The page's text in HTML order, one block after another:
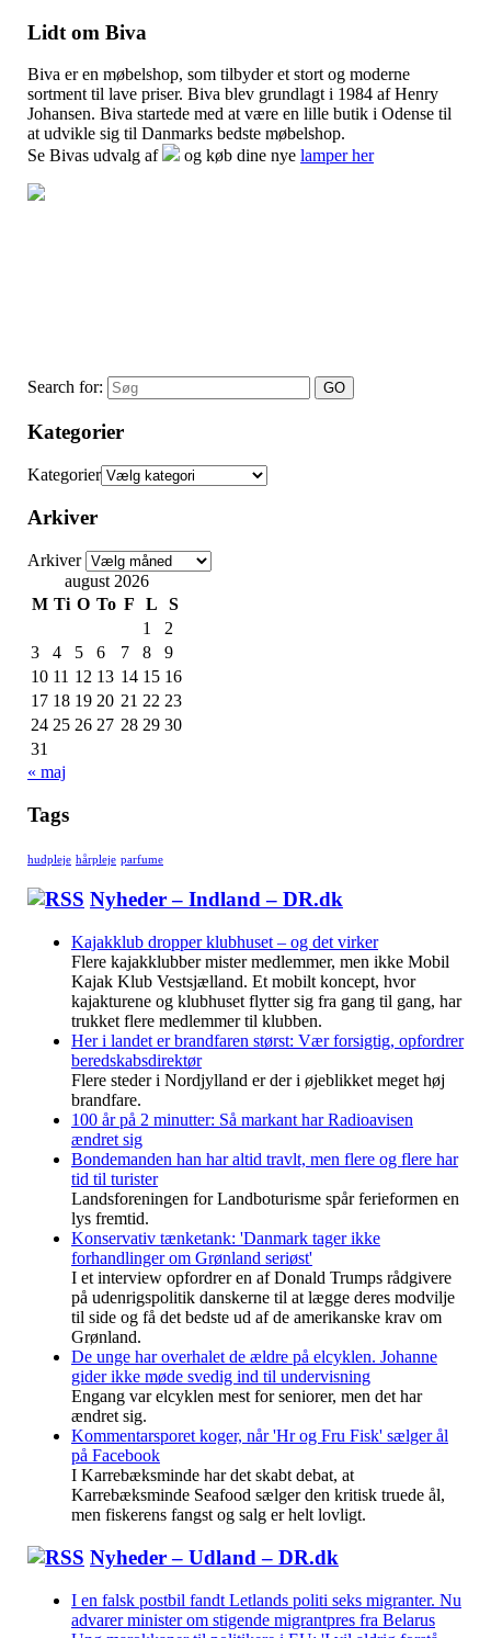
Lidt om Biva
Biva er en møbelshop, som tilbyder et stort og moderne
sortment til lave priser. Biva blev grundlagt i 1984 af Henry
Johansen. Biva startede med at være en lille butik i Odense til
at udvikle sig til Danmarks bedste møbelshop.
Se Bivas udvalg af
og køb dine nye lamper her
Search for:
Kategorier
Kategorier
Arkiver
Arkiver
august 2026
M Ti O To F L
S
1
2
3
4 5 6 7 8
9
10 11 12 13 14 15 16
17 18 19 20 21 22 23
24 25 26 27 28 29 30
31
« maj
Tags
hudpleje hårpleje parfume
Nyheder – Indland – DR.dk
Kajakklub dropper klubhuset – og det virker
Flere kajakklubber mister medlemmer, men ikke Mobil
Kajak Klub Vestsjælland. Et mobilt koncept, hvor
kajakturene og klubhuset flytter sig fra gang til gang, har
trukket flere medlemmer til klubben.
Her i landet er brandfaren størst: Vær forsigtig, opfordrer
beredskabsdirektør
Flere steder i Nordjylland er der i øjeblikket meget høj
brandfare.
100 år på 2 minutter: Så markant har Radioavisen
ændret sig
Bondemanden han har altid travlt, men flere og flere har
tid til turister
Landsforeningen for Landboturisme spår ferieformen en
lys fremtid.
Konservativ tænketank: 'Danmark tager ikke
forhandlinger om Grønland seriøst'
I et interview opfordrer en af Donald Trumps rådgivere
på udenrigspolitik danskerne til at lægge deres modvilje
til side og få det bedste ud af de amerikanske krav om
Grønland.
De unge har overhalet de ældre på elcyklen. Johanne
gider ikke møde svedig ind til undervisning
Engang var elcyklen mest for seniorer, men det har
ændret sig.
Kommentarsporet koger, når 'Hr og Fru Fisk' sælger ål
på Facebook
I Karrebæksminde har det skabt debat, at
Karrebæksminde Seafood sælger den kritisk truede ål,
men fiskerens fangst og salg er helt lovligt.
Nyheder – Udland – DR.dk
I en falsk postbil fandt Letlands politi seks migranter. Nu
advarer minister om stigende migrantpres fra Belarus